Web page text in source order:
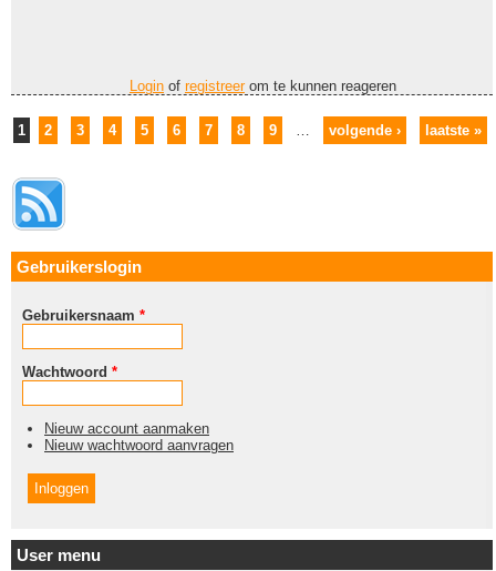
Login of registreerom te kunnen reageren
Pagina's
1 2 3 4 5 6 7 8 9 … volgende › laatste »
Gebruikerslogin
Gebruikersnaam *
Wachtwoord *
Nieuw account aanmaken
Nieuw wachtwoord aanvragen
User menu